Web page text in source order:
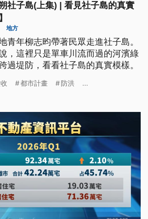
社子島(上集) | 看見社子島的真實
地方
青年柳志昀帶著民眾走進社子島。
，這裡只是單車川流而過的河濱綠
過堤防，看看社子島的真實模樣。
都市計畫 防洪 ...